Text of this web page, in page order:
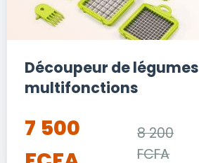
Découpeur de légumes
multifonctions
7 500
8 200
FCFA